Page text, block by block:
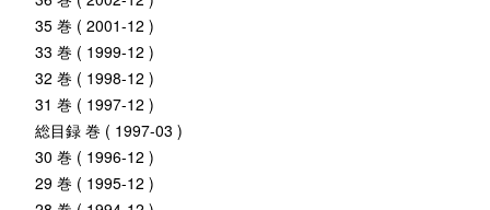
35 巻 ( 2001-12 )
33 巻 ( 1999-12 )
32 巻 ( 1998-12 )
31 巻 ( 1997-12 )
総目録 巻 ( 1997-03 )
30 巻 ( 1996-12 )
29 巻 ( 1995-12 )